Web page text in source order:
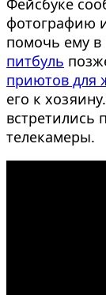
Фейсбуке
фотографию
помочь ему в
питбуль
приютов для
его к
встретились
телекамеры.